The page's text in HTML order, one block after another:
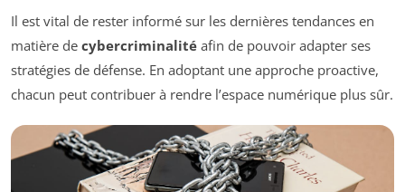
Il est vital de rester informé sur les dernières tendances en
matière de cybercriminalité afin de pouvoir adapter ses
stratégies de défense. En adoptant une approche proactive,
chacun peut contribuer à rendre l’espace numérique plus sûr.